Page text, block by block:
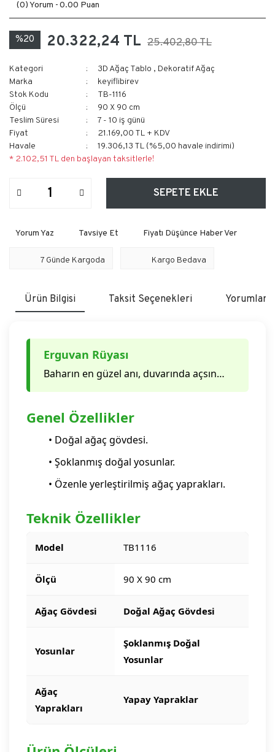
(0) Yorum -0.00 Puan
%20 20.322,24 TL 25.402,80 TL
Kategori 3D Ağaç Tablo , Dekoratif Ağaç
Marka
keyiflibirev
Stok Kodu
TB-1116
Ölçü
90 X 90 cm
Teslim Süresi
7 - 10 iş günü
Fiyat
21.169,00 TL + KDV
Havale
19.306,13 TL (%5,00 havale indirimi)
* 2.102,51 TL den başlayan taksitlerle!
SEPETE EKLE
Yorum Yaz Tavsiye Et Fiyatı Düşünce Haber Ver
7 Günde Kargoda Kargo Bedava
Ürün Bilgisi Taksit Seçenekleri Yorumlar
Erguvan Rüyası
Baharın en güzel anı, duvarında açsın…
Genel Özellikler
• Doğal ağaç gövdesi.
• Şoklanmış doğal yosunlar.
• Özenle yerleştirilmiş ağaç yaprakları.
Teknik Özellikler
Model TB1116
Ölçü 90 X 90 cm
Ağaç Gövdesi Doğal Ağaç Gövdesi
Yosunlar
Şoklanmış Doğal
Yosunlar
Ağaç
Yaprakları
Yapay Yapraklar